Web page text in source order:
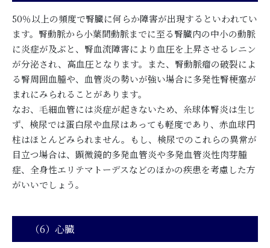
50％以上の頻度で腎臓に何らか障害が出現するといわれてい
ます。腎動脈から小葉間動脈までに至る腎臓内の中小の動脈
に炎症が及ぶと、腎血流障害により血圧を上昇させるレニン
が分泌され、高血圧となります。また、腎動脈瘤の破裂によ
る腎周囲血腫や、血管炎の勢いが強い場合に多発性腎梗塞が
まれにみられることがあります。
なお、毛細血管には炎症が起きないため、糸球体腎炎は生じ
ず、検尿では蛋白尿や血尿はあっても軽度であり、赤血球円
柱はほとんどみられません。もし、検尿でのこれらの異常が
目立つ場合は、顕微鏡的多発血管炎や多発血管炎性肉芽腫
症、全身性エリテマトーデスなどのほかの疾患を考慮した方
がいいでしょう。
（6）心臓